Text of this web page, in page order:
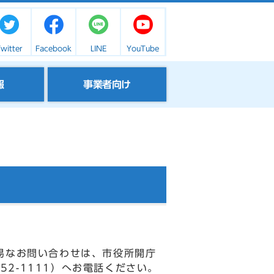
Facebook LINE YouTube
事業者向け
お問い合わせは、市役所開庁
1111）へお電話ください。